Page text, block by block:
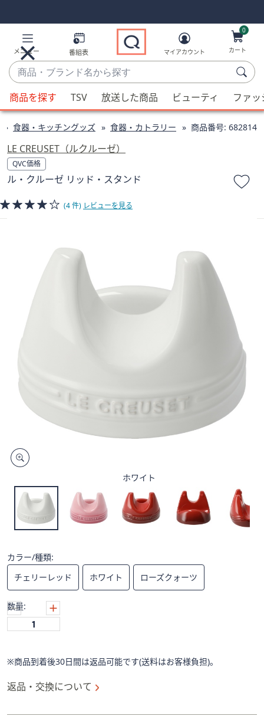
Links
Links2
メニュー 番組表
商
品・
ブ
ラ
ン
名
か
ら
す
候
補
利
用
可
能
場
タ
ス
左
に
ス
イ
プ
し
て
閲
覧
き
す。
マイアカウント
0
カート
商品を探す TSV 放送した商品 ビューティ ファ
食器・キッチングッズ 食器・カトラリー 商品番号: 682814
LE CREUSET（ルクルーゼ）
QVC価格
ル・クルーゼ リッド・スタンド
(4 件) レビューを見る
ホワイト
カラー/種類:
チェリーレッド
ホワイト ローズクォーツ
数量:
※商品到着後30日間は返品可能です(送料はお客様負担)。
返品・交換について